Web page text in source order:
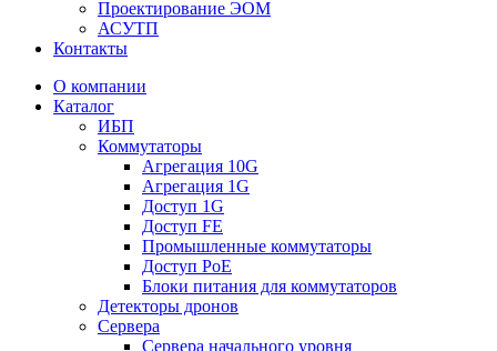
Проектирование ЭОМ
АСУТП
Контакты
О компании
Каталог
ИБП
Коммутаторы
Агрегация 10G
Агрегация 1G
Доступ 1G
Доступ FE
Промышленные коммутаторы
Доступ PoE
Блоки питания для коммутаторов
Детекторы дронов
Сервера
Сервера начального уровня